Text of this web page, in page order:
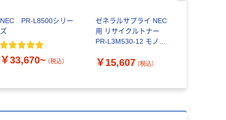
NEC PR-L8500シリー
ズ
￥33,670~ （税込）
ゼネラルサプライ NEC
用 リサイクルトナー
PR-L3M530-12 モノク
￥15,607 （税込）